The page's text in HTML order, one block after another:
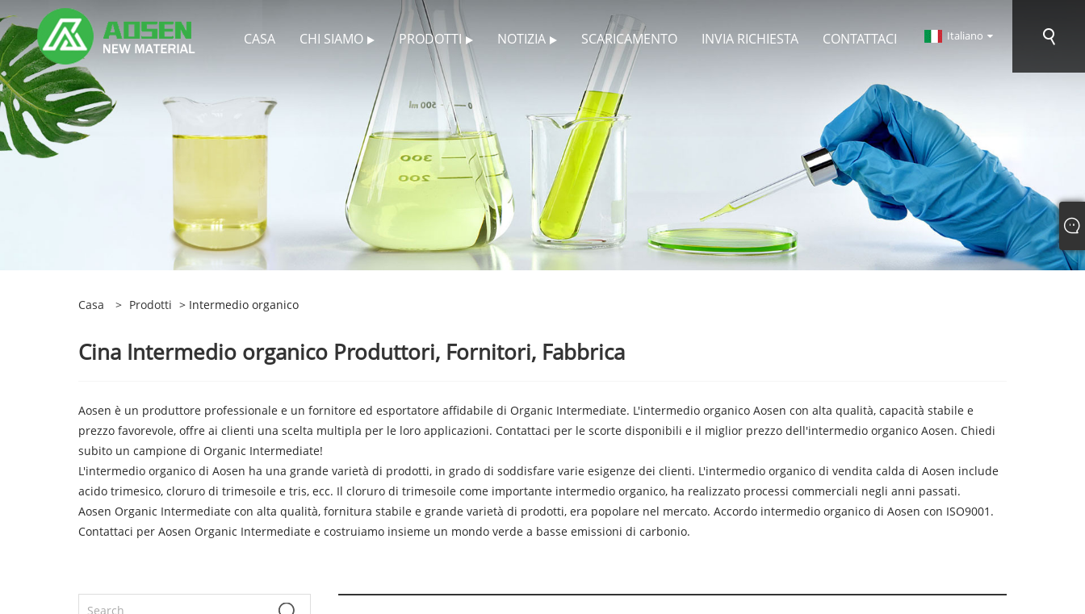
CASA CHI SIAMO PRODOTTI NOTIZIA SCARICAMENTO INVIA RICHIESTA CONTATTACI Italiano
Casa > Prodotti > Intermedio organico
Cina Intermedio organico Produttori, Fornitori, Fabbrica
Aosen è un produttore professionale e un fornitore ed esportatore affidabile di Organic Intermediate. L'intermedio organico Aosen con alta qualità, capacità stabile e
prezzo favorevole, offre ai clienti una scelta multipla per le loro applicazioni. Contattaci per le scorte disponibili e il miglior prezzo dell'intermedio organico Aosen. Chiedi
subito un campione di Organic Intermediate!
L'intermedio organico di Aosen ha una grande varietà di prodotti, in grado di soddisfare varie esigenze dei clienti. L'intermedio organico di vendita calda di Aosen include
acido trimesico, cloruro di trimesoile e tris, ecc. Il cloruro di trimesoile come importante intermedio organico, ha realizzato processi commerciali negli anni passati.
Aosen Organic Intermediate con alta qualità, fornitura stabile e grande varietà di prodotti, era popolare nel mercato. Accordo intermedio organico di Aosen con ISO9001.
Contattaci per Aosen Organic Intermediate e costruiamo insieme un mondo verde a basse emissioni di carbonio.